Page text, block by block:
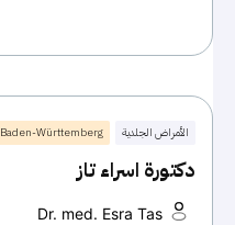
الأمراض الجلدية Baden-Württemberg
دكتورة اسراء تاز
Dr. med. Esra Tas